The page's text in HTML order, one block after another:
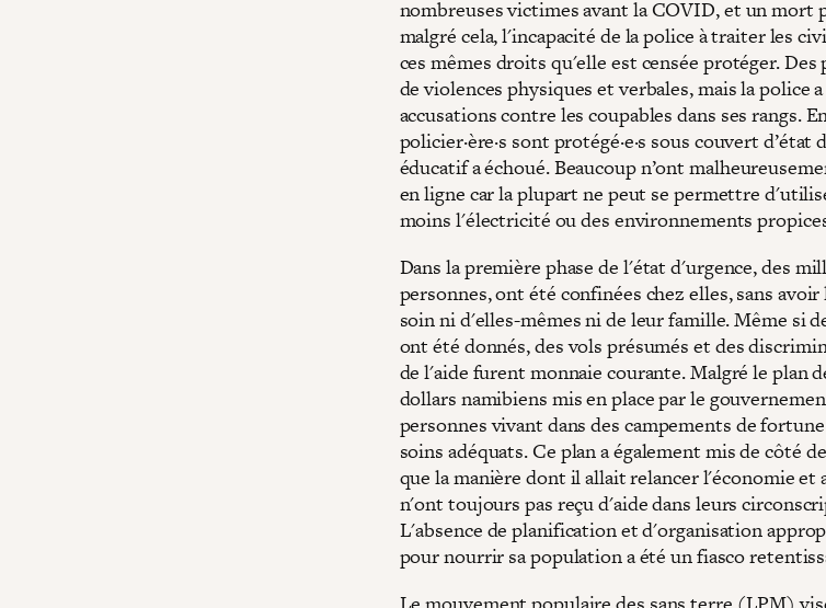
nombreuses victimes avant la COVID, et un mort
malgré cela, l'incapacité de la police à traiter les
ces mêmes droits qu'elle est censée protéger.
de violences physiques et verbales, mais la police
accusations contre les coupables dans ses rangs.
policier·ère·s sont protégé·e·s sous couvert
éducatif a échoué. Beaucoup n’ont
en ligne car la plupart ne peut se permettre
moins l'électricité ou des environnements
Dans la première phase de l'état d'urgence, des
personnes, ont été confinées chez elles, sans
soin ni d'elles-mêmes ni de leur famille. Même si
ont été donnés, des vols présumés et des
de l'aide furent monnaie courante. Malgré le plan
dollars namibiens mis en place par le
personnes vivant dans des campements de fortune
soins adéquats. Ce plan a également mis de côté
que la manière dont il allait relancer l'économie et
n'ont toujours pas reçu d'aide dans leurs
L'absence de planification et d'organisation
pour nourrir sa population a été un fiasco
Le mouvement populaire des sans terre (LPM)